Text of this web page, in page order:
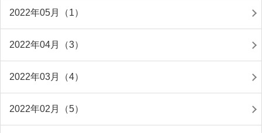
2022年05月（1）
2022年04月（3）
2022年03月（4）
2022年02月（5）